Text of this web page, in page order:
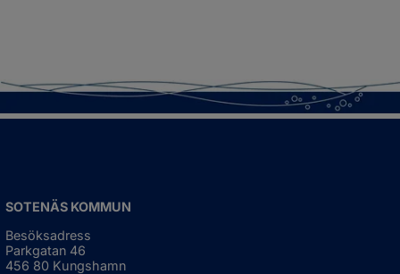
SOTENÄS KOMMUN
Besöksadress
Parkgatan 46
456 80 Kungshamn